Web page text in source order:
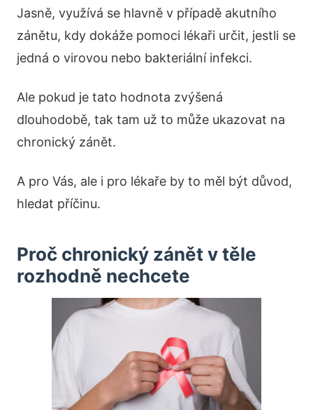
Jasně, využívá se hlavně v případě akutního
zánětu, kdy dokáže pomoci lékaři určit, jestli se
jedná o virovou nebo bakteriální infekci.
Ale pokud je tato hodnota zvýšená
dlouhodobě, tak tam už to může ukazovat na
chronický zánět.
A pro Vás, ale i pro lékaře by to měl být důvod,
hledat příčinu.
Proč chronický zánět v těle
rozhodně nechcete